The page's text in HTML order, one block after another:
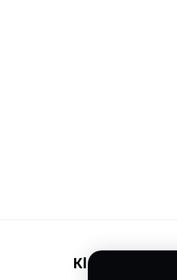
Klantenservice